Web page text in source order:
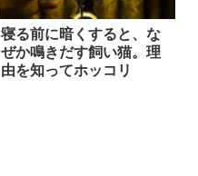
寝る前に暗くすると、な
ぜか鳴きだす飼い猫。理
由を知ってホッコリ